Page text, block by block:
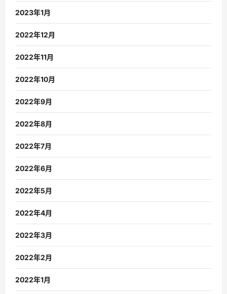
2023年1月
2022年12月
2022年11月
2022年10月
2022年9月
2022年8月
2022年7月
2022年6月
2022年5月
2022年4月
2022年3月
2022年2月
2022年1月